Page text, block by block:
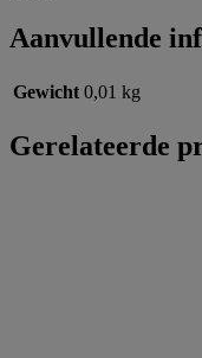
Aanvullende
Gewicht 0,01 kg
Gerelateerde